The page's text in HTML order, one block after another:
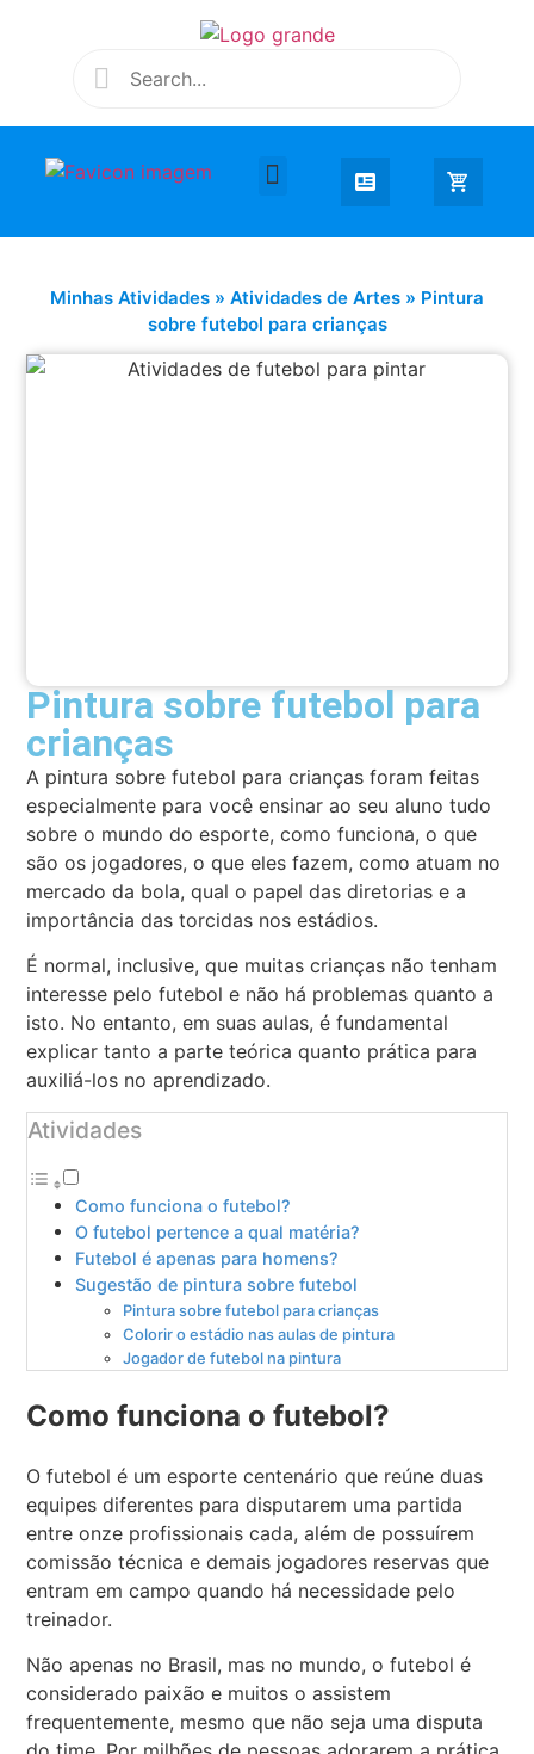
Minhas Atividades » Atividades de Artes » Pintura
sobre futebol para crianças
Pintura sobre futebol para
crianças
A pintura sobre futebol para crianças foram feitas
especialmente para você ensinar ao seu aluno tudo
sobre o mundo do esporte, como funciona, o que
são os jogadores, o que eles fazem, como atuam no
mercado da bola, qual o papel das diretorias e a
importância das torcidas nos estádios.
É normal, inclusive, que muitas crianças não tenham
interesse pelo futebol e não há problemas quanto a
isto. No entanto, em suas aulas, é fundamental
explicar tanto a parte teórica quanto prática para
auxiliá-los no aprendizado.
Atividades
Como funciona o futebol?
O futebol pertence a qual matéria?
Futebol é apenas para homens?
Sugestão de pintura sobre futebol
Pintura sobre futebol para crianças
Colorir o estádio nas aulas de pintura
Jogador de futebol na pintura
Como funciona o futebol?
O futebol é um esporte centenário que reúne duas
equipes diferentes para disputarem uma partida
entre onze profissionais cada, além de possuírem
comissão técnica e demais jogadores reservas que
entram em campo quando há necessidade pelo
treinador.
Não apenas no Brasil, mas no mundo, o futebol é
considerado paixão e muitos o assistem
frequentemente, mesmo que não seja uma disputa